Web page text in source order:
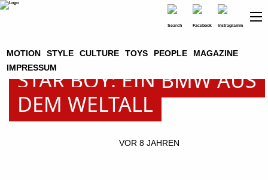
MOTION STYLE CULTURE TOYS PEOPLE
MAGAZINE
IMPRESSUM
STAR BOY: EIN BMW AUS
DEM WELTALL
VOR 8 JAHREN